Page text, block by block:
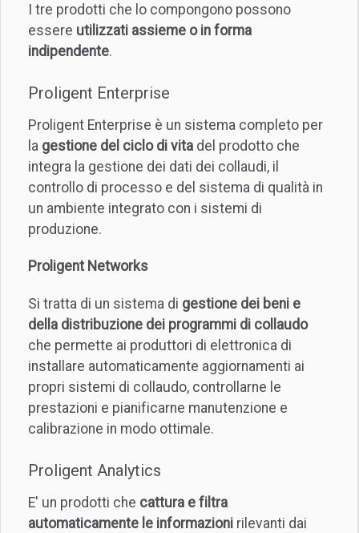
I tre prodotti che lo compongono possono
essere utilizzati assieme o in forma
indipendente.
Proligent Enterprise
Proligent Enterprise è un sistema completo per
la gestione del ciclo di vita del prodotto che
integra la gestione dei dati dei collaudi, il
controllo di processo e del sistema di qualità in
un ambiente integrato con i sistemi di
produzione.
Proligent Networks
Si tratta di un sistema di gestione dei beni e
della distribuzione dei programmi di collaudo
che permette ai produttori di elettronica di
installare automaticamente aggiornamenti ai
propri sistemi di collaudo, controllarne le
prestazioni e pianificarne manutenzione e
calibrazione in modo ottimale.
Proligent Analytics
E' un prodotti che cattura e filtra
automaticamente le informazioni rilevanti dai